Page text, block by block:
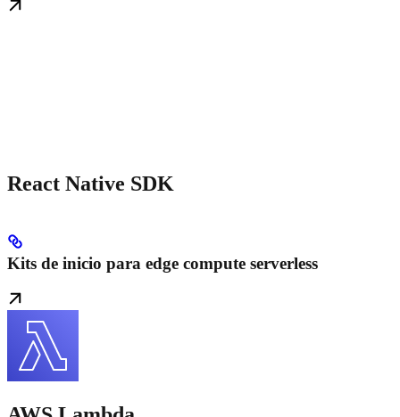
React Native SDK
Kits de inicio para edge compute serverless